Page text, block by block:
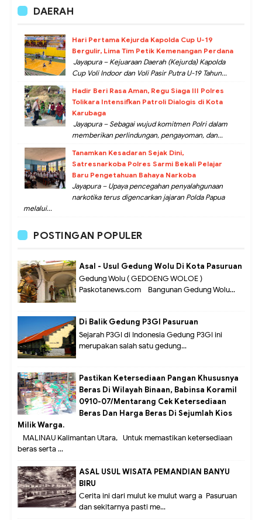
DAERAH
Hari Pertama Kejurda Kapolda Cup U-19
Bergulir, Lima Tim Petik Kemenangan Perdana
Jayapura – Kejuaraan Daerah (Kejurda) Kapolda
Cup Voli Indoor dan Voli Pasir Putra U-19 Tahun...
Hadir Beri Rasa Aman, Regu Siaga III Polres
Tolikara Intensifkan Patroli Dialogis di Kota
Karubaga
Jayapura – Sebagai wujud komitmen Polri dalam
memberikan perlindungan, pengayoman, dan...
Tanamkan Kesadaran Sejak Dini,
Satresnarkoba Polres Sarmi Bekali Pelajar
Baru Pengetahuan Bahaya Narkoba
Jayapura – Upaya pencegahan penyalahgunaan
narkotika terus digencarkan jajaran Polda Papua
melalui...
POSTINGAN POPULER
Asal - Usul Gedung Wolu Di Kota Pasuruan
Gedung Wolu ( GEDOENG WOLOE )
Paskotanews.com - Bangunan Gedung Wolu...
Di Balik Gedung P3GI Pasuruan
Sejarah P3GI di Indonesia Gedung P3GI ini
merupakan salah satu gedung...
Pastikan Ketersediaan Pangan Khususnya
Beras Di Wilayah Binaan, Babinsa Koramil
0910-07/Mentarang Cek Ketersediaan
Beras Dan Harga Beras Di Sejumlah Kios
Milik Warga.
MALINAU Kalimantan Utara,- Untuk memastikan ketersediaan
beras serta ...
ASAL USUL WISATA PEMANDIAN BANYU
BIRU
Cerita ini dari mulut ke mulut warg a Pasuruan
dan sekitarnya pasti me...